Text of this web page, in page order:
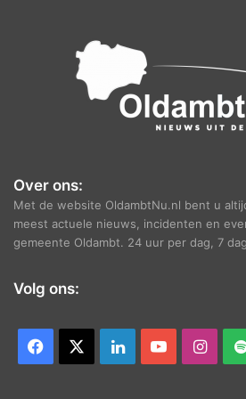
Over ons:
Met de website OldambtNu.nl bent u
meest actuele nieuws, incidenten en
gemeente Oldambt. 24 uur per dag, 7
Volg ons:
Facebook LinkedInYouTube